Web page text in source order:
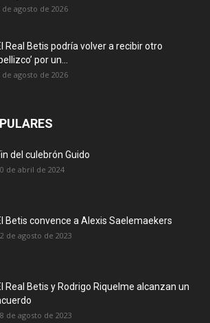
de agosto de 2026
Real Betis podría volver a recibir otro
por un...
de agosto de 2026
del culebrón Guido
de abril de 2024
Betis convence a Alexis Saelemaekers
de agosto de 2023
Real Betis y Rodrigo Riquelme alcanzan un
de agosto de 2023